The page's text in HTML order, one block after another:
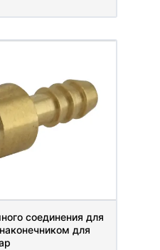
соединения для
для